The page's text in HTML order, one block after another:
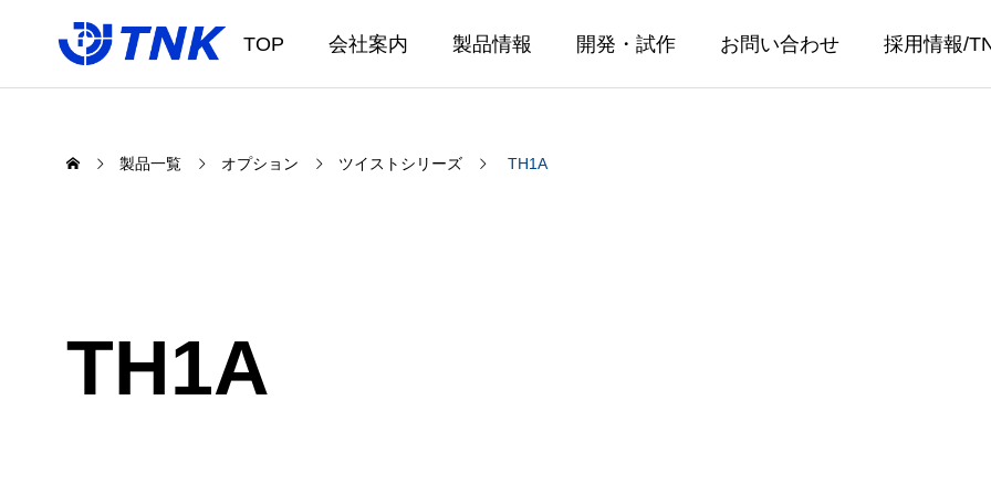
TOP 会社案内 製品情報 開発・試作 お問い合わせ 採用情報/
製品一覧 オプション ツイストシリーズ TH1A
TH1A